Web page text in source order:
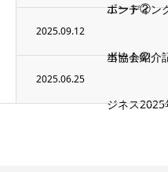
ポート②
2025.09.12
エンディン
ポート➀
2025.06.25
当協会紹介
ジネス2025